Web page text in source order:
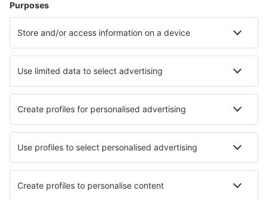
Cazare în Maroc - Orașe populare
Cazare în Tanger Cazare în Marrakech
Cazare în Casablanca Cazare în Fez
Cazare în Tadighoust Cazare în Azilal
Cazare Amellago
Cele mai bune locuri de cazare - orașe